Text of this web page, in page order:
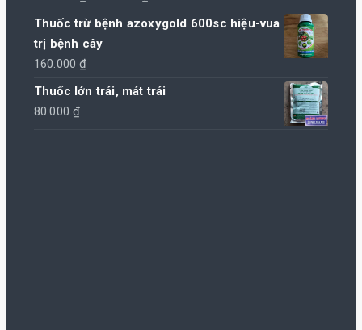
gốc
là:
Thuốc trừ bệnh azoxygold 600sc hiệu-vua
trị bệnh cây
160.000₫
Thuốc lớn trái, mát trái
80.000₫